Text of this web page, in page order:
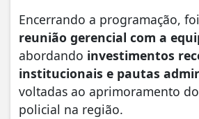
Encerrando a programação,
reunião gerencial com a
abordando investimentos
institucionais e pautas
voltadas ao aprimoramento
policial na região.